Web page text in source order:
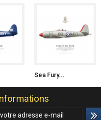
Sea Fury...